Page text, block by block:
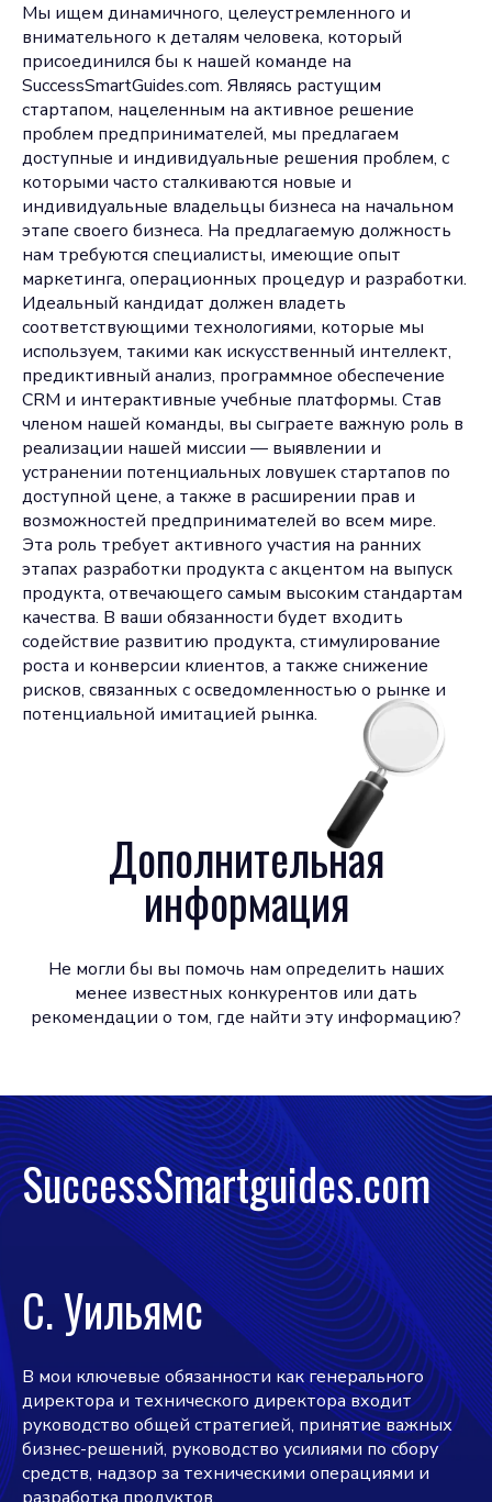
Мы ищем динамичного, целеустремленного и
внимательного к деталям человека, который
присоединился бы к нашей команде на
SuccessSmartGuides.com. Являясь растущим
стартапом, нацеленным на активное решение
проблем предпринимателей, мы предлагаем
доступные и индивидуальные решения проблем, с
которыми часто сталкиваются новые и
индивидуальные владельцы бизнеса на начальном
этапе своего бизнеса. На предлагаемую должность
нам требуются специалисты, имеющие опыт
маркетинга, операционных процедур и разработки.
Идеальный кандидат должен владеть
соответствующими технологиями, которые мы
используем, такими как искусственный интеллект,
предиктивный анализ, программное обеспечение
CRM и интерактивные учебные платформы. Став
членом нашей команды, вы сыграете важную роль в
реализации нашей миссии — выявлении и
устранении потенциальных ловушек стартапов по
доступной цене, а также в расширении прав и
возможностей предпринимателей во всем мире.
Эта роль требует активного участия на ранних
этапах разработки продукта с акцентом на выпуск
продукта, отвечающего самым высоким стандартам
качества. В ваши обязанности будет входить
содействие развитию продукта, стимулирование
роста и конверсии клиентов, а также снижение
рисков, связанных с осведомленностью о рынке и
потенциальной имитацией рынка.
Дополнительная
информация
Не могли бы вы помочь нам определить наших
менее известных конкурентов или дать
рекомендации о том, где найти эту информацию?
SuccessSmartguides.com
С. Уильямс
В мои ключевые обязанности как генерального
директора и технического директора входит
руководство общей стратегией, принятие важных
бизнес-решений, руководство усилиями по сбору
средств, надзор за техническими операциями и